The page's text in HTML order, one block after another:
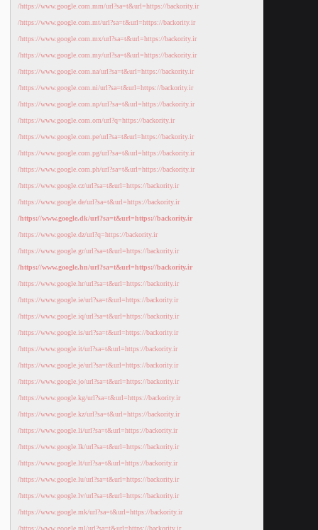
https://www.google.com.mm/url?sa=t&url=https://backority.ir/
https://www.google.com.mt/url?sa=t&url=https://backority.ir/
https://www.google.com.mx/url?sa=t&url=https://backority.ir/
https://www.google.com.my/url?sa=t&url=https://backority.ir/
https://www.google.com.na/url?sa=t&url=https://backority.ir/
https://www.google.com.ni/url?sa=t&url=https://backority.ir/
https://www.google.com.np/url?sa=t&url=https://backority.ir/
https://www.google.com.om/url?q=https://backority.ir/
https://www.google.com.pe/url?sa=t&url=https://backority.ir/
https://www.google.com.pg/url?sa=t&url=https://backority.ir/
https://www.google.com.ph/url?sa=t&url=https://backority.ir/
https://www.google.cz/url?sa=t&url=https://backority.ir/
https://www.google.de/url?sa=t&url=https://backority.ir/
https://www.google.dk/url?sa=t&url=https://backority.ir/
https://www.google.dz/url?q=https://backority.ir/
https://www.google.gr/url?sa=t&url=https://backority.ir/
https://www.google.hn/url?sa=t&url=https://backority.ir/
https://www.google.hr/url?sa=t&url=https://backority.ir/
https://www.google.ie/url?sa=t&url=https://backority.ir/
https://www.google.iq/url?sa=t&url=https://backority.ir/
https://www.google.is/url?sa=t&url=https://backority.ir/
https://www.google.it/url?sa=t&url=https://backority.ir/
https://www.google.je/url?sa=t&url=https://backority.ir/
https://www.google.jo/url?sa=t&url=https://backority.ir/
https://www.google.kg/url?sa=t&url=https://backority.ir/
https://www.google.kz/url?sa=t&url=https://backority.ir/
https://www.google.li/url?sa=t&url=https://backority.ir/
https://www.google.lk/url?sa=t&url=https://backority.ir/
https://www.google.lt/url?sa=t&url=https://backority.ir/
https://www.google.lu/url?sa=t&url=https://backority.ir/
https://www.google.lv/url?sa=t&url=https://backority.ir/
https://www.google.mk/url?sa=t&url=https://backority.ir/
https://www.google.ml/url?sa=t&url=https://backority.ir/